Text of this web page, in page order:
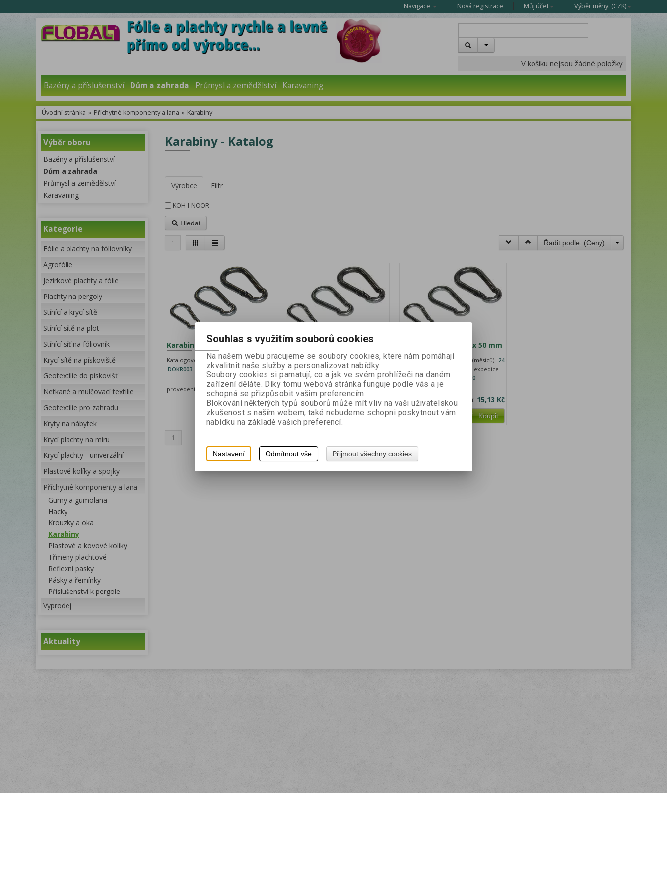
Navigace Nová registrace Můj účet Výběr měny: (CZK)
V košíku nejsou žádné položky
Bazény a příslušenství Dům a zahrada Průmysl a zemědělství Karavaning
Úvodní stránka » Příchytné komponenty a lana » Karabiny
Výběr oboru
Bazény a příslušenství
Dům a zahrada
Průmysl a zemědělství
Karavaning
Kategorie
Fólie a plachty na fóliovníky
Agrofólie
Jezírkové plachty a fólie
Plachty na pergoly
Stínící a krycí sítě
Stínící sítě na plot
Stínící síť na fóliovník
Krycí sítě na pískoviště
Geotextilie do pískovišť
Netkané a mulčovací textilie
Geotextilie pro zahradu
Kryty na nábytek
Krycí plachty na míru
Krycí plachty - univerzální
Plastové kolíky a spojky
Příchytné komponenty a lana
Gumy a gumolana
Hacky
Krouzky a oka
Karabiny
Plastové a kovové kolíky
Třmeny plachtové
Reflexní pasky
Pásky a řemínky
Příslušenství k pergole
Vyprodej
Aktuality
Karabiny - Katalog
Výrobce Filtr
KOH-I-NOOR
Hledat
1 Řadit podle: (Ceny)
Karabinka rozměr 6 x 60 mm
Katalogové číslo:
DOKR003
Záruka (měsíců): 24
Termín expedice
(dny):10
provedení pozink
Naše cena:18,15 Kč
Koupit
ks
Karabinka rozměr 4 x 40 mm
Katalogové číslo:
DOKR001
Záruka (měsíců): 24
Termín expedice
(dny):10
provedení pozink
Naše cena:12,10 Kč
Koupit
ks
Karabinka rozměr 5 x 50 mm
Katalogové číslo:
Záruka (měsíců): 24
Termín expedice
10
provedení pozink
Naše cena: 15,13 Kč
Koupit
ks
1
Souhlas s využitím souborů cookies
Na našem webu pracujeme se soubory cookies, které nám pomáhají
zkvalitnit naše služby a personalizovat nabídky.
Soubory cookies si pamatují, co a jak ve svém prohlížeči na daném
zařízení děláte. Díky tomu webová stránka funguje podle vás a je
schopná se přizpůsobit vašim preferencím.
Blokování některých typů souborů může mít vliv na vaši uživatelskou
zkušenost s naším webem, také nebudeme schopni poskytnout vám
nabídku na základě vašich preferencí.
Nastavení Odmítnout vše Přijmout všechny cookies